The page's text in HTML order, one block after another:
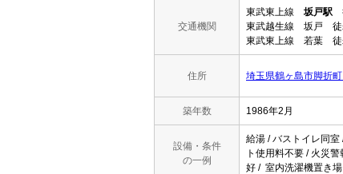
交通機関
東武東上線 坂戸駅
東武越生線 坂戸 徒
東武東上線 若葉 徒
住所 埼玉県鶴ヶ島市脚折町
築年数 1986年2月
設備・条件
の一例
給湯 / バストイレ同室
ト使用料不要 / 火災
好 / 室内洗濯機置き